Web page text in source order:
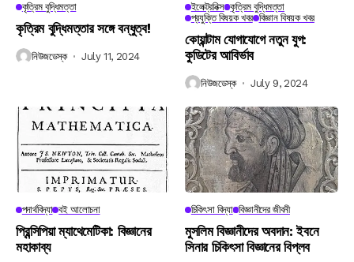
কৃত্রিম বুদ্ধিমত্তা
কৃত্রিম বুদ্ধিমত্তার সঙ্গে বন্ধুত্ব!
নিউজডেস্ক July 11, 2024
ইলেক্ট্রনিক্স কৃত্রিম বুদ্ধিমত্তা
প্রযুক্তি বিষয়ক খবর বিজ্ঞান বিষয়ক খবর
কোয়ান্টাম যোগাযোগে নতুন যুগ:
কুডিটের আবির্ভাব
নিউজডেস্ক July 9, 2024
পদার্থবিদ্যা বই আলোচনা
প্রিন্সিপিয়া ম্যাথেমেটিকা: বিজ্ঞানের
মহাকাব্য
চিকিৎসা বিদ্যা বিজ্ঞানীদের জীবনী
মুসলিম বিজ্ঞানীদের অবদান: ইবনে
সিনার চিকিৎসা বিজ্ঞানের বিপ্লব